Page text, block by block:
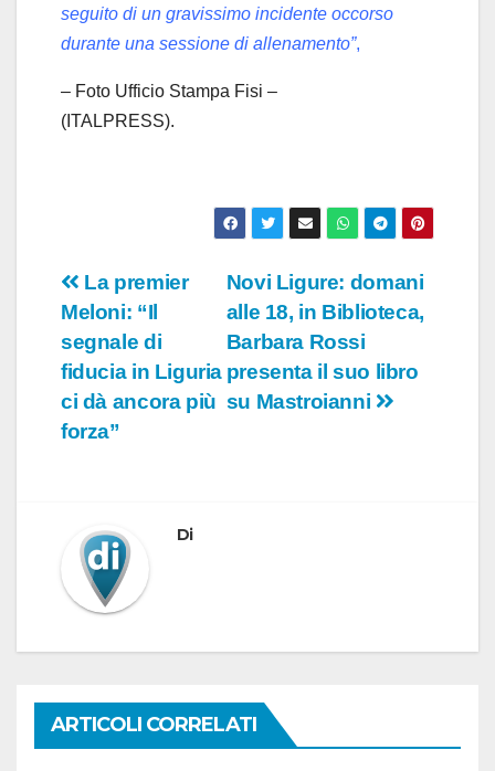
seguito di un gravissimo incidente occorso
durante una sessione di allenamento”,
– Foto Ufficio Stampa Fisi –
(ITALPRESS).
Navigazione
articoli
Novi Ligure: domani
alle 18, in Biblioteca,
Barbara Rossi
presenta il suo libro
su Mastroianni
La premier
Meloni: “Il
segnale di
fiducia in Liguria
ci dà ancora più
forza”
Di
ARTICOLI CORRELATI